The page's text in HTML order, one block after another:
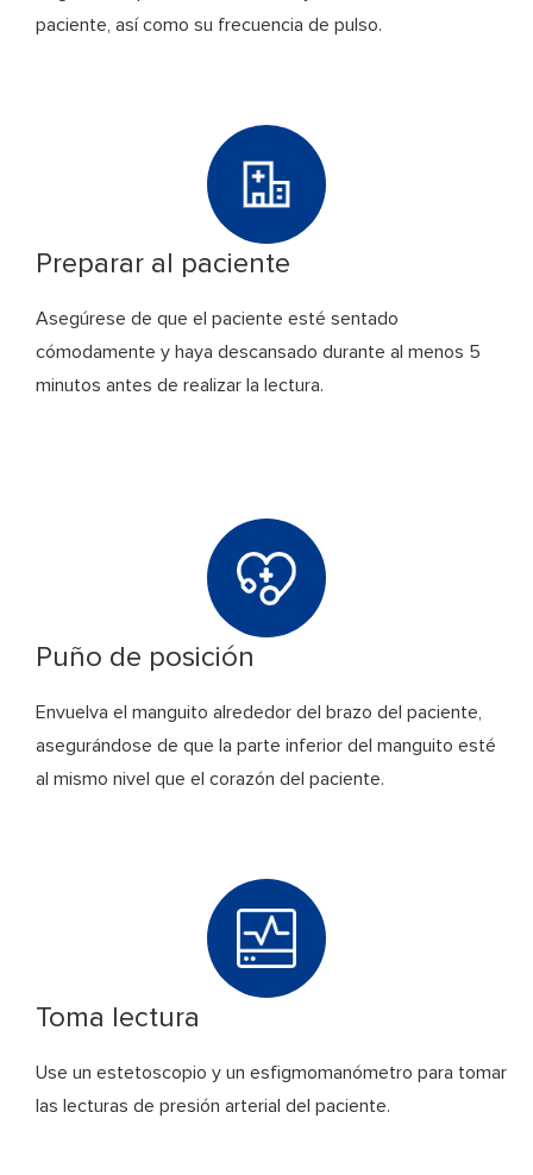
paciente, así como su frecuencia de pulso.
Preparar al paciente
Asegúrese de que el paciente esté sentado
cómodamente y haya descansado durante al menos 5
minutos antes de realizar la lectura.
Puño de posición
Envuelva el manguito alrededor del brazo del paciente,
asegurándose de que la parte inferior del manguito esté
al mismo nivel que el corazón del paciente.
Toma lectura
Use un estetoscopio y un esfigmomanómetro para tomar
las lecturas de presión arterial del paciente.